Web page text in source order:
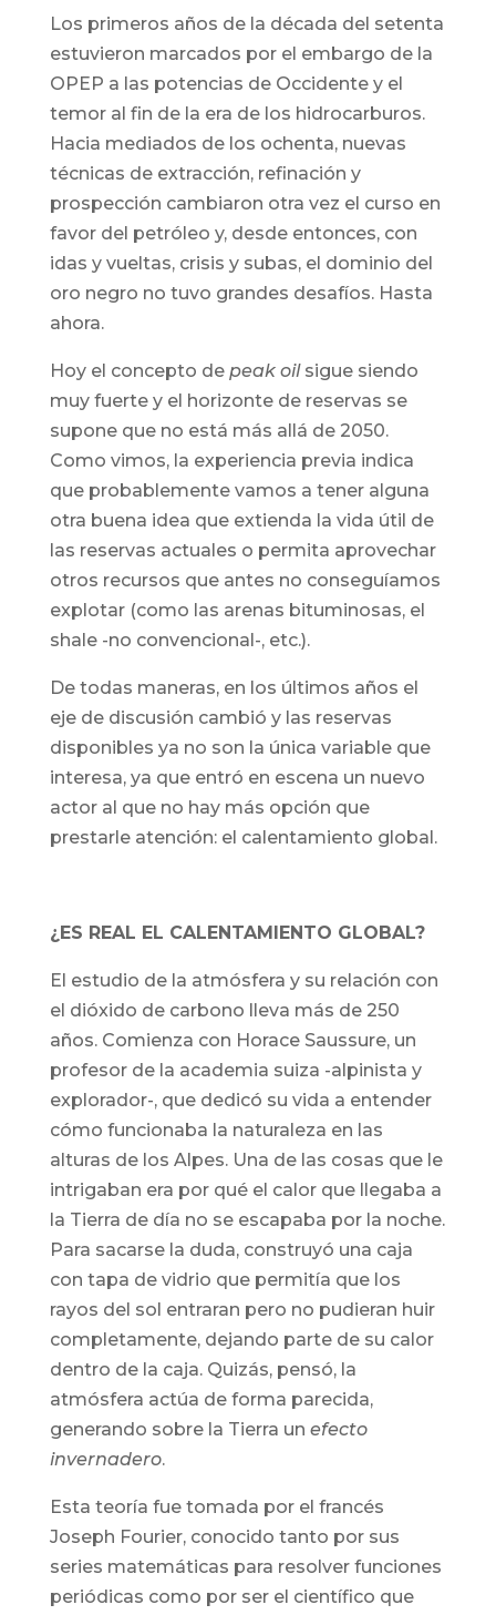
Los primeros años de la década del setenta
estuvieron marcados por el embargo de la
OPEP a las potencias de Occidente y el
temor al fin de la era de los hidrocarburos.
Hacia mediados de los ochenta, nuevas
técnicas de extracción, refinación y
prospección cambiaron otra vez el curso en
favor del petróleo y, desde entonces, con
idas y vueltas, crisis y subas, el dominio del
oro negro no tuvo grandes desafíos. Hasta
ahora.
Hoy el concepto de peak oilsigue siendo
muy fuerte y el horizonte de reservas se
supone que no está más allá de 2050.
Como vimos, la experiencia previa indica
que probablemente vamos a tener alguna
otra buena idea que extienda la vida útil de
las reservas actuales o permita aprovechar
otros recursos que antes no conseguíamos
explotar (como las arenas bituminosas, el
shale -no convencional-, etc.).
De todas maneras, en los últimos años el
eje de discusión cambió y las reservas
disponibles ya no son la única variable que
interesa, ya que entró en escena un nuevo
actor al que no hay más opción que
prestarle atención: el calentamiento global.
¿ES REAL EL CALENTAMIENTO GLOBAL?
El estudio de la atmósfera y su relación con
el dióxido de carbono lleva más de 250
años. Comienza con Horace Saussure, un
profesor de la academia suiza -alpinista y
explorador-, que dedicó su vida a entender
cómo funcionaba la naturaleza en las
alturas de los Alpes. Una de las cosas que le
intrigaban era por qué el calor que llegaba a
la Tierra de día no se escapaba por la noche.
Para sacarse la duda, construyó una caja
con tapa de vidrio que permitía que los
rayos del sol entraran pero no pudieran huir
completamente, dejando parte de su calor
dentro de la caja. Quizás, pensó, la
atmósfera actúa de forma parecida,
generando sobre la Tierra un efecto
invernadero.
Esta teoría fue tomada por el francés
Joseph Fourier, conocido tanto por sus
series matemáticas para resolver funciones
periódicas como por ser el científico que